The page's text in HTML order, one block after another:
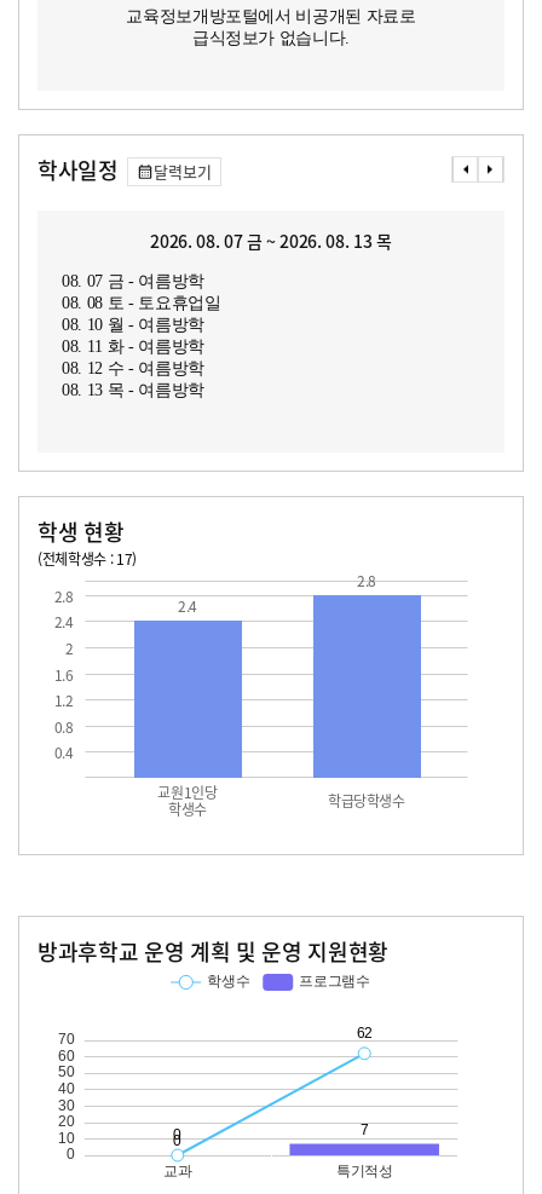
교육정보개방포털에서 비공개된 자료로
급식정보가 없습니다.
학사일정 달력보기
2026. 08. 07 금 ~ 2026. 08. 13 목
08. 07 금 - 여름방학
08. 08 토 - 토요휴업일
08. 10 월 - 여름방학
08. 11 화 - 여름방학
08. 12 수 - 여름방학
08. 13 목 - 여름방학
학생 현황
(전체학생수 : 17)
0.4
0.8
1.2
1.6
2
2.4
2.8
교원1인당
학생수 학급당학생수
2.4
2.8
방과후학교 운영 계획 및 운영 지원현황